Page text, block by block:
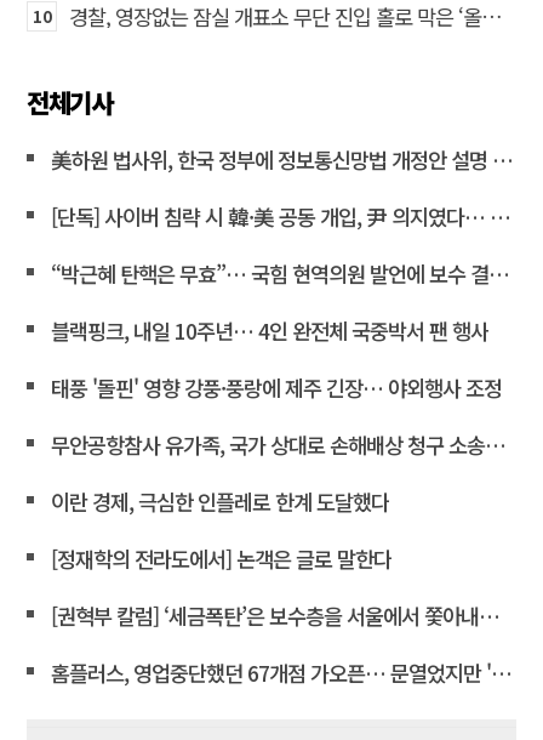
10 경찰, 영장없는 잠실 개표소 무단 진입 홀로 막은 ‘올다르크’ 불구속 송치
전체기사
美하원 법사위, 한국 정부에 정보통신망법 개정안 설명 요구
[단독] 사이버 침략 시 韓·美 공동 개입, 尹 의지였다… 김용현 장관 옥중 서신서 밝혀
“박근혜 탄핵은 무효”… 국힘 현역의원 발언에 보수 결집 목소리 고조
블랙핑크, 내일 10주년… 4인 완전체 국중박서 팬 행사
태풍 '돌핀' 영향 강풍·풍랑에 제주 긴장… 야외행사 조정
무안공항참사 유가족, 국가 상대로 손해배상 청구 소송한다
이란 경제, 극심한 인플레로 한계 도달했다
[정재학의 전라도에서] 논객은 글로 말한다
[권혁부 칼럼] ‘세금폭탄’은 보수층을 서울에서 쫓아내려는 계획
홈플러스, 영업중단했던 67개점 가오픈… 문열었지만 '텅빈 매대'